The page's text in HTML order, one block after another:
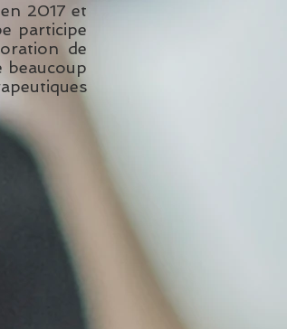
2017 et
participe
de
beaucoup